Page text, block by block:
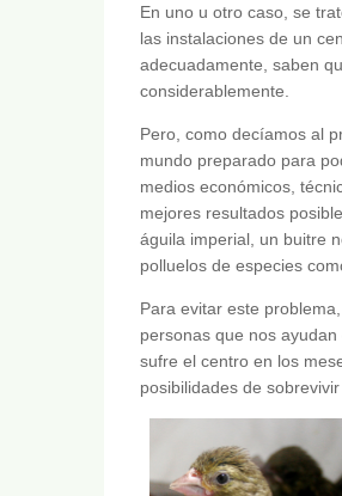
En uno u otro caso, se
las instalaciones de un
adecuadamente, saben
considerablemente.
Pero, como decíamos al
mundo preparado para
medios económicos,
mejores resultados
águila imperial, un buitre
polluelos de especies
Para evitar este
personas que nos
sufre el centro en los
posibilidades de